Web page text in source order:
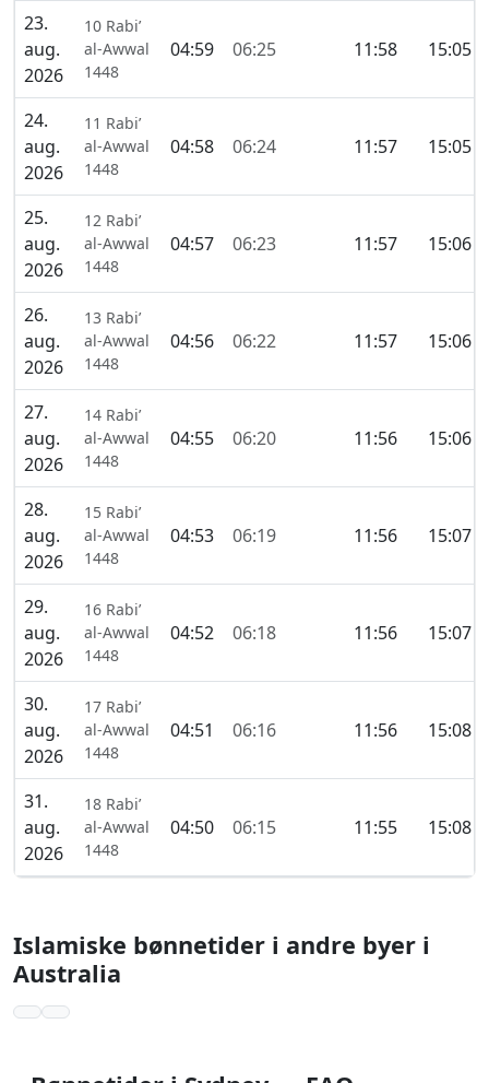
23.
aug.
2026
10 Rabi’
al-Awwal
1448
04:59 06:25 11:58 15:05
24.
aug.
2026
11 Rabi’
al-Awwal
1448
04:58 06:24 11:57 15:05
25.
aug.
2026
12 Rabi’
al-Awwal
1448
04:57 06:23 11:57 15:06
26.
aug.
2026
13 Rabi’
al-Awwal
1448
04:56 06:22 11:57 15:06
27.
aug.
2026
14 Rabi’
al-Awwal
1448
04:55 06:20 11:56 15:06
28.
aug.
2026
15 Rabi’
al-Awwal
1448
04:53 06:19 11:56 15:07
29.
aug.
2026
16 Rabi’
al-Awwal
1448
04:52 06:18 11:56 15:07
30.
aug.
2026
17 Rabi’
al-Awwal
1448
04:51 06:16 11:56 15:08
31.
aug.
2026
18 Rabi’
al-Awwal
1448
04:50 06:15 11:55 15:08
Islamiske bønnetider i andre byer i
Australia